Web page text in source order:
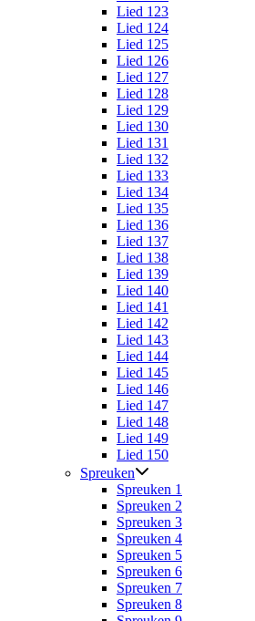
Lied 123
Lied 124
Lied 125
Lied 126
Lied 127
Lied 128
Lied 129
Lied 130
Lied 131
Lied 132
Lied 133
Lied 134
Lied 135
Lied 136
Lied 137
Lied 138
Lied 139
Lied 140
Lied 141
Lied 142
Lied 143
Lied 144
Lied 145
Lied 146
Lied 147
Lied 148
Lied 149
Lied 150
Spreuken
Spreuken 1
Spreuken 2
Spreuken 3
Spreuken 4
Spreuken 5
Spreuken 6
Spreuken 7
Spreuken 8